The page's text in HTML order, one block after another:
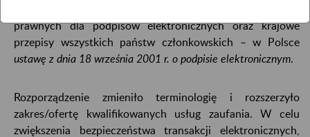
prawnych dla podpisów elektronicznych oraz krajowe
przepisy wszystkich państw członkowskich – w Polsce
ustawę z dnia 18 września 2001 r. o podpisie elektronicznym
Rozporządzenie zmieniło terminologię i rozszerzyło
zakres/ofertę kwalifikowanych usług zaufania. W celu
zwiększenia bezpieczeństwa transakcji elektronicznych,